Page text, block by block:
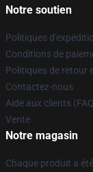
Notre soutien
Politiques
Conditions de
Politiques de retour
Contactez-nous
Aide aux clients
Vente
Notre magasin
Chaque produit a